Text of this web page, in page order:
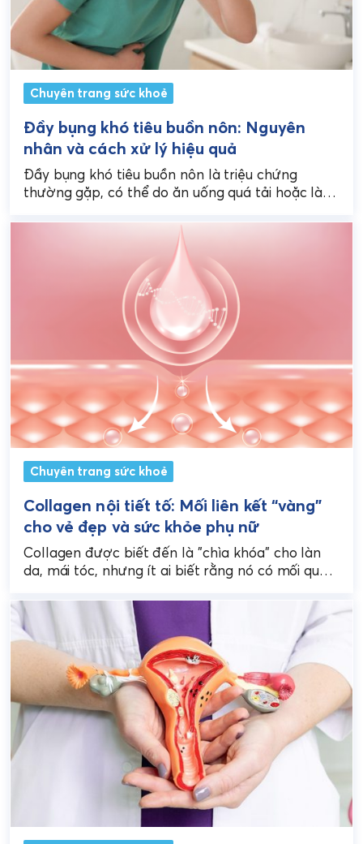
Chuyên trang sức khoẻ
Đầy bụng khó tiêu buồn nôn: Nguyên
nhân và cách xử lý hiệu quả
Đầy bụng khó tiêu buồn nôn là triệu chứng
thường gặp, có thể do ăn uống quá tải hoặc là
Chuyên trang sức khoẻ
Collagen nội tiết tố: Mối liên kết “vàng”
cho vẻ đẹp và sức khỏe phụ nữ
Collagen được biết đến là "chìa khóa" cho làn
da, mái tóc, nhưng ít ai biết rằng nó có mối quan